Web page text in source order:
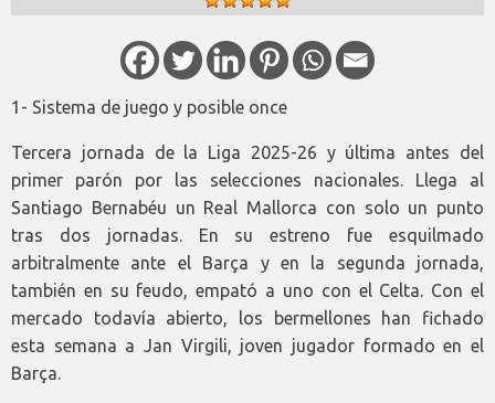
1- Sistema de juego y posible once
Tercera jornada de la Liga 2025-26 y última antes del
primer parón por las selecciones nacionales. Llega al
Santiago Bernabéu un Real Mallorca con solo un punto
tras dos jornadas. En su estreno fue esquilmado
arbitralmente ante el Barça y en la segunda jornada,
también en su feudo, empató a uno con el Celta. Con el
mercado todavía abierto, los bermellones han fichado
esta semana a Jan Virgili, joven jugador formado en el
Barça.